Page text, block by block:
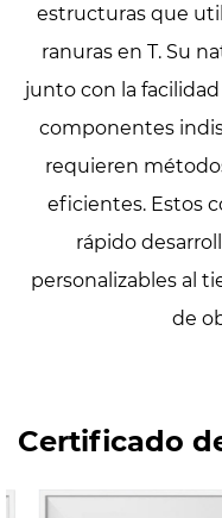
estructuras que
ranuras en T. Su
junto con la
componentes
requieren
eficientes. Estos
rápido
personalizables al
de
Certificado